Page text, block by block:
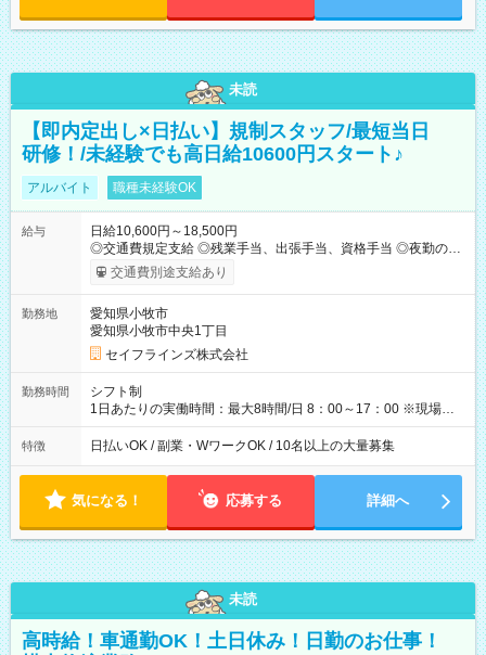
未読
【即内定出し×日払い】規制スタッフ/最短当日
研修！/未経験でも高日給10600円スタート♪
アルバイト 職種未経験OK
給与
日給10,600円～18,500円
◎交通費規定支給 ◎残業手当、出張手当、資格手当 ◎夜勤の場
合：22時～翌5時は割増給与 ◎日払い・週払い可(希望者／条件
有) ＜月収例＞ 入社3か月：月収28万 入社1年：月収39万 ◎自分
ダブルワークも可能です☺ ◎髪色、ピアス、タトゥーOK おしゃ
れも自由に楽しめます！ 【試用期間】試用期間あり 試用期間の
長さ：3ヶ月 雇用形態、給与は本採用時と同じです。
交通費別途支給あり
勤務地
愛知県小牧市
愛知県小牧市中央1丁目
セイフラインズ株式会社
勤務時間
シフト制
1日あたりの実働時間：最大8時間/日 8：00～17：00 ※現場によ
っては多少時間は前後します ▶残業ほとんどなし！ ▶時間より
早く終わることの方が多いと思います。現場によっては午前中
望の方は夜勤（21:00～6:00）のお仕事も可能。
特徴 日払いOK / 副業・WワークOK / 10名以上の大量募集
気になる！ 応募する 詳細へ
未読
高時給！車通勤OK！土日休み！日勤のお仕事！